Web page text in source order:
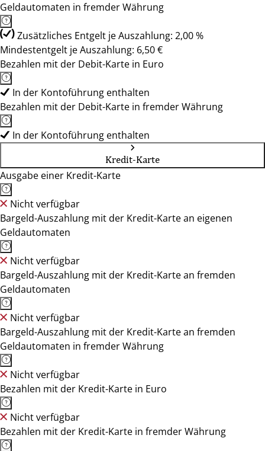
Geldautomaten in fremder Währung
Zusätzliches Entgelt je Auszahlung: 2,00 %
Mindestentgelt je Auszahlung: 6,50 €
Bezahlen mit der Debit-Karte in Euro
In der Kontoführung enthalten
Bezahlen mit der Debit-Karte in fremder Währung
In der Kontoführung enthalten
Kredit-Karte
Ausgabe einer Kredit-Karte
Nicht verfügbar
Bargeld-Auszahlung mit der Kredit-Karte an eigenen
Geldautomaten
Nicht verfügbar
Bargeld-Auszahlung mit der Kredit-Karte an fremden
Geldautomaten
Nicht verfügbar
Bargeld-Auszahlung mit der Kredit-Karte an fremden
Geldautomaten in fremder Währung
Nicht verfügbar
Bezahlen mit der Kredit-Karte in Euro
Nicht verfügbar
Bezahlen mit der Kredit-Karte in fremder Währung